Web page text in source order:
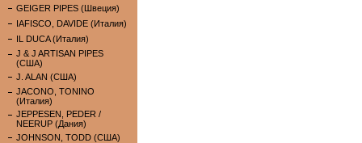
GEIGER PIPES (Швеция)
IAFISCO, DAVIDE (Италия)
IL DUCA (Италия)
J & J ARTISAN PIPES
(США)
J. ALAN (США)
JACONO, TONINO
(Италия)
JEPPESEN, PEDER /
NEERUP (Дания)
JOHNSON, TODD (США)